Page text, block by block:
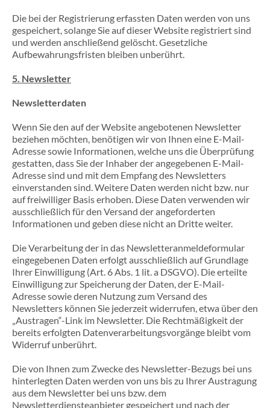
Die bei der Registrierung erfassten Daten werden von uns
gespeichert, solange Sie auf dieser Website registriert sind
und werden anschließend gelöscht. Gesetzliche
Aufbewahrungsfristen bleiben unberührt.
5. Newsletter
Newsletter­daten
Wenn Sie den auf der Website angebotenen Newsletter
beziehen möchten, benötigen wir von Ihnen eine E-Mail-
Adresse sowie Informationen, welche uns die Überprüfung
gestatten, dass Sie der Inhaber der angegebenen E-Mail-
Adresse sind und mit dem Empfang des Newsletters
einverstanden sind. Weitere Daten werden nicht bzw. nur
auf freiwilliger Basis erhoben. Diese Daten verwenden wir
ausschließlich für den Versand der angeforderten
Informationen und geben diese nicht an Dritte weiter.
Die Verarbeitung der in das Newsletteranmeldeformular
eingegebenen Daten erfolgt ausschließlich auf Grundlage
Ihrer Einwilligung (Art. 6 Abs. 1 lit. a DSGVO). Die erteilte
Einwilligung zur Speicherung der Daten, der E-Mail-
Adresse sowie deren Nutzung zum Versand des
Newsletters können Sie jederzeit widerrufen, etwa über den
„Austragen“-Link im Newsletter. Die Rechtmäßigkeit der
bereits erfolgten Datenverarbeitungsvorgänge bleibt vom
Widerruf unberührt.
Die von Ihnen zum Zwecke des Newsletter-Bezugs bei uns
hinterlegten Daten werden von uns bis zu Ihrer Austragung
aus dem Newsletter bei uns bzw. dem
Newsletterdiensteanbieter gespeichert und nach der